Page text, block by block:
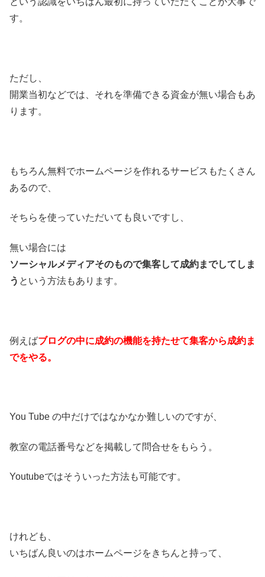
す。
ただし、
開業当初などでは、それを準備できる資金が無い場合もあ
ります。
もちろん無料でホームページを作れるサービスもたくさん
あるので、
そちらを使っていただいても良いですし、
無い場合には
ソーシャルメディアそのもので集客して成約までしてしま
う という方法もあります。
例えばブログの中に成約の機能を持たせて集客から成約ま
でをやる。
You Tube の中だけではなかなか難しいのですが、
教室の電話番号などを掲載して問合せをもらう。
Youtubeではそういった方法も可能です。
けれども、
いちばん良いのはホームページをきちんと持って、